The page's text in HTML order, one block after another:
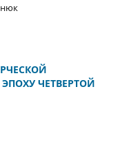
ЧЕТВЕРТОЙ